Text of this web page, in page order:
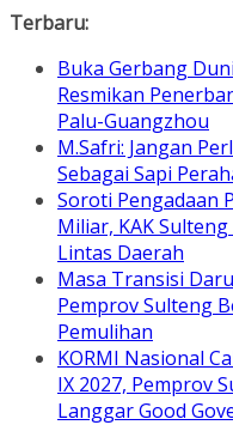
Skip
content
Terbaru:
Buka Gerbang
Resmikan
Palu-Guangzhou
M.Safri: Jangan
Sebagai Sapi
Soroti Pengadaan
Miliar, KAK
Lintas Daerah
Masa Transisi
Pemprov Sulteng
Pemulihan
KORMI Nasional
IX 2027, Pemprov
Langgar Good